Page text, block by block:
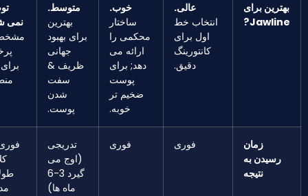
برای
انتخاب خط
اول برای
کانتورینگ
ساختار
محکمی را
ارائه می
دهد; برای
ضخیم تر
متوسط.
برای بهبود
ظریف &
پوست.
نمی شود.
مشخصات
پرخطر
برای این
منطقه.
رسیدن به
تدریجی
(اوج می
گیرد 3-6
ماه ها)
فوری (با
طولانی